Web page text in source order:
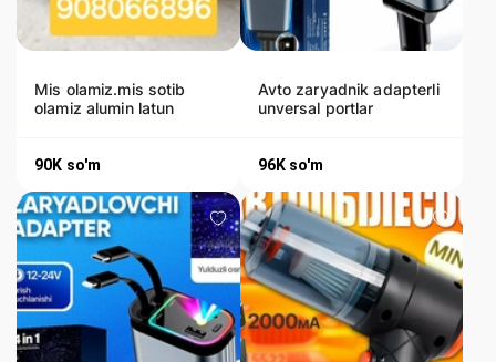
Mis olamiz.mis sotib
olamiz alumin latun
90K so'm
Avto zaryadnik adapterli
unversal portlar
96K so'm